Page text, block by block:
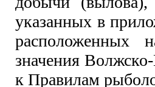
указанных в
расположенных
значения
к Правилам